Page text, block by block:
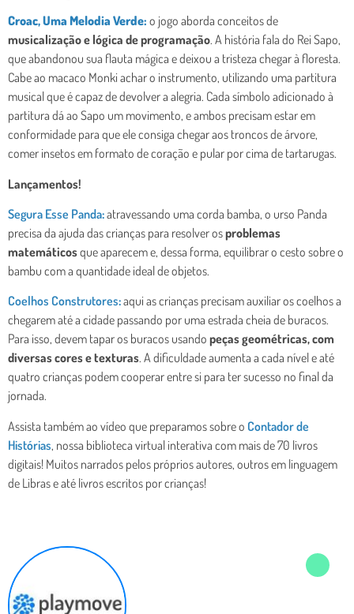
Croac, Uma Melodia Verde: o jogo aborda conceitos de
musicalização e lógica de programação. A história fala do Rei Sapo,
que abandonou sua flauta mágica e deixou a tristeza chegar à floresta.
Cabe ao macaco Monki achar o instrumento, utilizando uma partitura
musical que é capaz de devolver a alegria. Cada símbolo adicionado à
partitura dá ao Sapo um movimento, e ambos precisam estar em
conformidade para que ele consiga chegar aos troncos de árvore,
comer insetos em formato de coração e pular por cima de tartarugas.
Lançamentos!
Segura Esse Panda:atravessando uma corda bamba, o urso Panda
precisa da ajuda das crianças para resolver osproblemas
matemáticosque aparecem e, dessa forma, equilibrar o cesto sobre o
bambu com a quantidade ideal de objetos.
Coelhos Construtores:aqui as crianças precisam auxiliar os coelhos a
chegarem até a cidade passando por uma estrada cheia de buracos.
Para isso, devem tapar os buracos usando peças geométricas, com
diversas cores e texturas. A dificuldade aumenta a cada nível e até
quatro crianças podem cooperar entre si para ter sucesso no final da
jornada.
Assista também ao vídeo que preparamos sobre o Contador de
Histórias, nossa biblioteca virtual interativa com mais de 70 livros
digitais! Muitos narrados pelos próprios autores, outros em linguagem
de Libras e até livros escritos por crianças!